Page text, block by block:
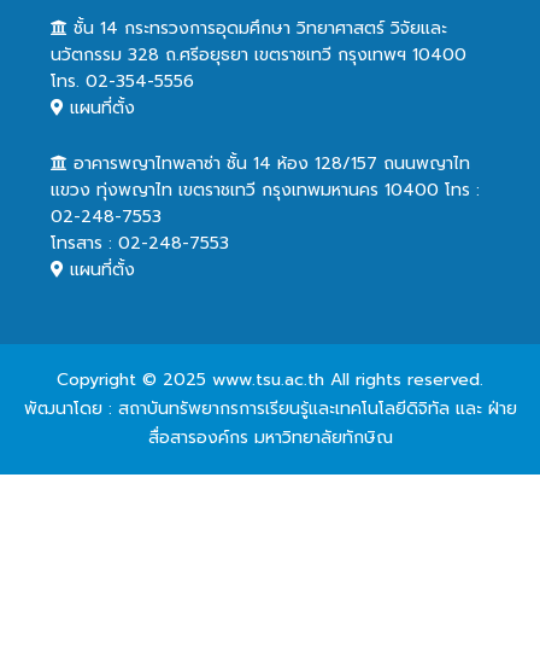
ชั้น 14 กระทรวงการอุดมศึกษา วิทยาศาสตร์ วิจัยและ
นวัตกรรม 328 ถ.ศรีอยุธยา เขตราชเทวี กรุงเทพฯ 10400
โทร. 02-354-5556
แผนที่ตั้ง
อาคารพญาไทพลาซ่า ชั้น 14 ห้อง 128/157 ถนนพญาไท
แขวง ทุ่งพญาไท เขตราชเทวี กรุงเทพมหานคร 10400 โทร :
02-248-7553
โทรสาร : 02-248-7553
แผนที่ตั้ง
Copyright © 2025 www.tsu.ac.th All rights reserved.
พัฒนาโดย : สถาบันทรัพยากรการเรียนรู้และเทคโนโลยีดิจิทัล และ ฝ่าย
สื่อสารองค์กร มหาวิทยาลัยทักษิณ